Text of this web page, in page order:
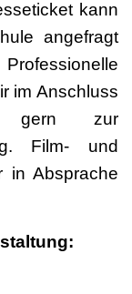
kann
angefragt
im Anschluss
gern zur
Film- und
in Absprache